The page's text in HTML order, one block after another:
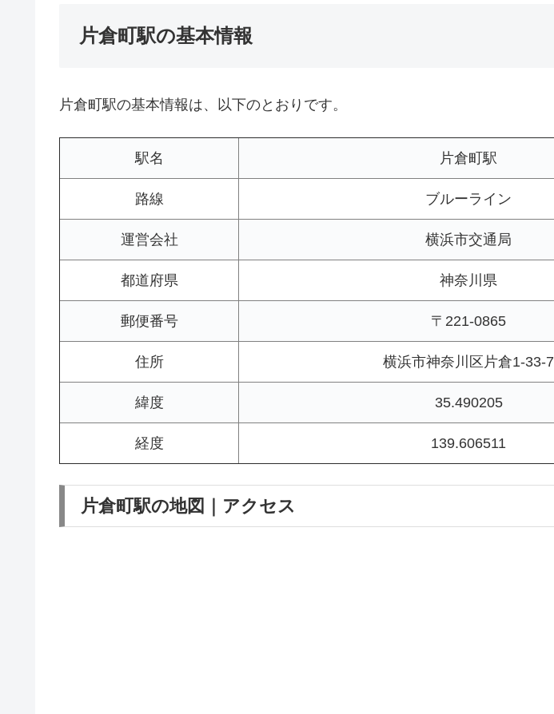
片倉町駅の基本情報
片倉町駅の基本情報は、以下のとおりです。
駅名 片倉町駅
路線 ブルーライン
運営会社 横浜市交通局
都道府県 神奈川県
郵便番号 〒221-0865
住所 横浜市神奈川区片倉1-33-7
緯度 35.490205
経度 139.606511
片倉町駅の地図｜アクセス